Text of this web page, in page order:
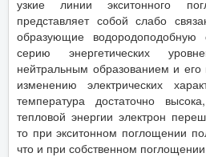
узкие линии экситонного
представляет собой слабо
образующие водородоподобную
серию энергетических
нейтральным образованием и
изменению электрических
температура достаточно
тепловой энергии электрон
то при экситонном поглощении
что и при собственном поглощении